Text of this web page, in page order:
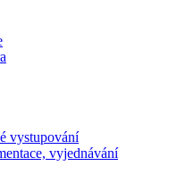
vystupování
vyjednávání